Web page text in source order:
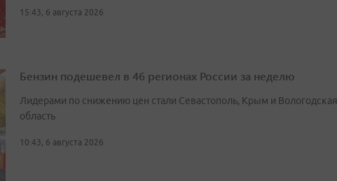
15:43, 6 августа 2026
Бензин подешевел в 46 регионах России за неделю
Лидерами по снижению цен стали Севастополь, Крым и Вологодская
область
10:43, 6 августа 2026